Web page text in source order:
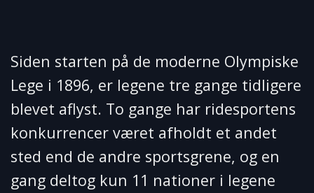
Siden starten på de moderne Olympiske
Lege i 1896, er legene tre gange tidligere
blevet aflyst. To gange har ridesportens
konkurrencer været afholdt et andet
sted end de andre sportsgrene, og en
gang deltog kun 11 nationer i legene